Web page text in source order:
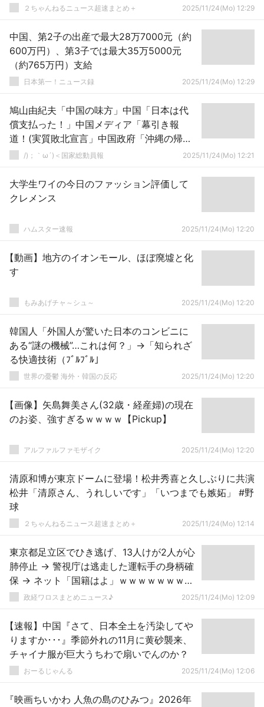
２ちゃんねるニュース超速まとめ＋ 2025/11/24(Mo) 12:29
中国、第2子の出産で最大28万7000元（約
600万円）、第3子では最大35万5000元
（約765万円）支給
日本第一！ニュース録 2025/11/24(Mo) 12:29
鳩山由紀夫「中国の味方」中国「日本は代
償支払った！」中国メディア「幕引き報
道！(実質敗北宣言」中国政府「沖縄の帰属
問題」謎の勢力「琉球独立！(中国在住」→
/)；｀ω´)＜国家総動員報 2025/11/24(Mo) 12:21
大学生ワイの今日のファッション評価して
クレメンス
ハムスター速報 2025/11/24(Mo) 12:20
【動画】地方のイオンモール、ほぼ廃墟と化
す
もみあげチャ～シュ～ 2025/11/24(Mo) 12:20
韓国人「外国人が驚いた日本のコンビニに
ある“謎の機械”…これは何？」→「知られざ
る快適技術（ﾌﾞﾙﾌﾞﾙ」
世界の憂鬱 海外・韓国の反応 2025/11/24(Mo) 12:20
【画像】矢島舞美さん(32歳・経産婦)の現在
のお姿、強すぎるｗｗｗｗ【Pickup】
アルファルファモザイク 2025/11/24(Mo) 12:20
清原和博が東京ドームに登場！松井秀喜と久しぶりに共演
松井「清原さん、うれしいです」「いつまでも嫉妬」 #野
球
２ちゃんねるニュース超速まとめ＋ 2025/11/24(Mo) 12:14
東京都足立区でひき逃げ、13人けが2人が心
肺停止 → 警視庁は逃走した運転手の身柄確
保 → ネット「国籍はよ」ｗｗｗｗｗｗｗｗ
ｗｗｗｗｗｗｗｗｗｗｗｗ
政経ワロスまとめニュース♪ 2025/11/24(Mo) 12:09
【速報】中国『さて、日本全土を汚染してや
りますか･･･』季節外れの11月に黄砂襲来、
チャイナ服が巨大うちわで扇いでんのか？
おーるじゃんる 2025/11/24(Mo) 12:06
『映画ちいかわ 人魚の島のひみつ』2026年